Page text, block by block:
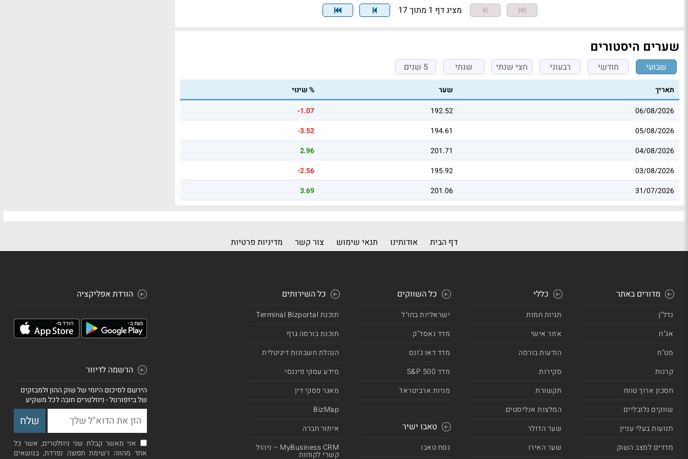
מציג דף 1 מתוך 17
שערים היסטורים
שבועי חודשי רבעוני חצי שנתי שנתי 5 שנים
תאריך שער
% שינוי
06/08/2026
192.52
-1.07
05/08/2026
194.61
-3.52
04/08/2026
201.71
2.96
03/08/2026
195.92
-2.56
31/07/2026
201.06
3.69
דף הבית אודותינו תנאי שימוש צור קשר מדיניות פרטיות
מדורים באתר
נדל"ן
אג"ח
מט"ח
קרנות
חסכון ארוך טווח
שווקים גלובליים
תנועות בעלי עניין
מדדים למצב השוק
כללי
תגיות חמות
אזור אישי
הודעות בורסה
סקירות
תקשורת
המלצות אנליסטים
שער הדולר
שער האירו
כל השווקים
ישראליות בחו"ל
מדד נאסד"ק
מדד דאו ג'ונס
מדד 500 S&P
מניות ארביטראז'
טאבו ישיר
נסח טאבו
כל השירותים
תוכנת Terminal Bizportal
תוכנת בורסה גרף
הנהלת חשבונות דיגיטלית
מידע עסקי פיננסי
מאגר פסקי דין
BizMap
איתור חברה
MyBusiness CRM – ניהול
קשרי לקוחות
הורדת אפליקציה
הרשמה לדיוור
הירשם לסיכום היומי של שוק ההון ולמבזקים
של ביזפורטל - ניוזלטרים חובה לכל משקיע
אני מאשר קבלת שני ניוזלטרים, אשר כל
אחד מהווה רשימת תפוצה נפרדת, בנושאים